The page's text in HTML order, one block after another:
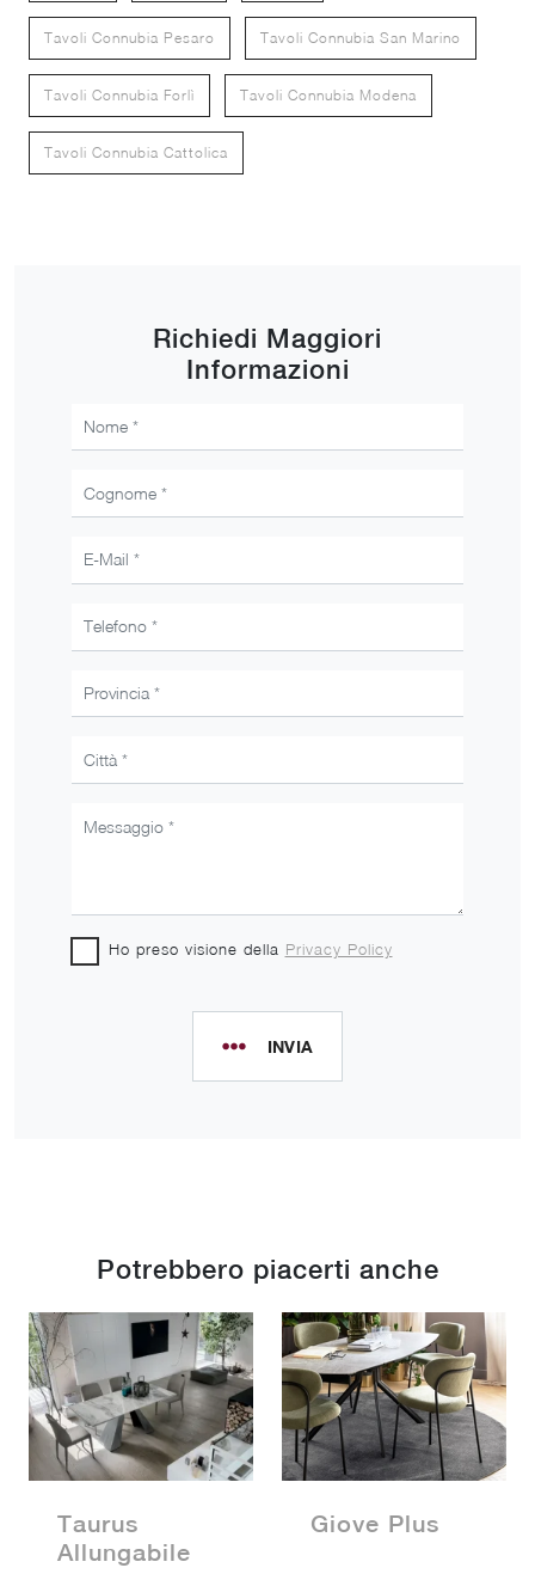
Tavoli Connubia Pesaro Tavoli Connubia San Marino
Tavoli Connubia Forlì Tavoli Connubia Modena
Tavoli Connubia Cattolica
Richiedi Maggiori
Informazioni
Ho preso visione della Privacy Policy
INVIA
Potrebbero piacerti anche
Taurus
Allungabile
Giove Plus